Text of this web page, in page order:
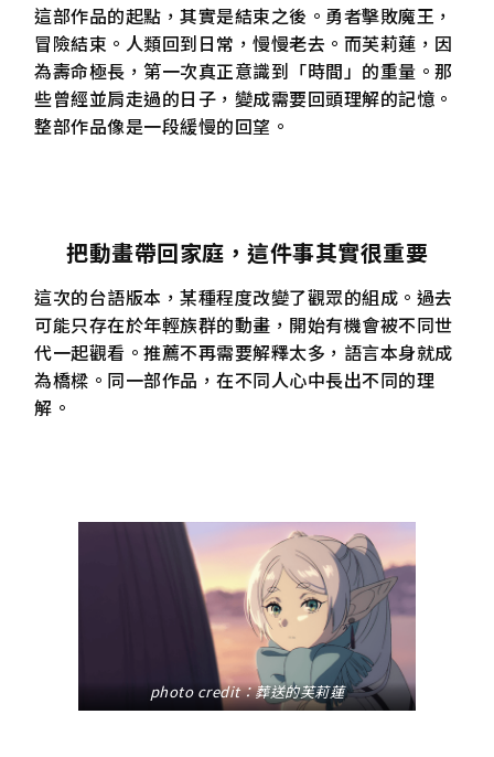
這部作品的起點，其實是結束之後。勇者擊敗魔王，
冒險結束。人類回到日常，慢慢老去。而芙莉蓮，因
為壽命極長，第一次真正意識到「時間」的重量。那
些曾經並肩走過的日子，變成需要回頭理解的記憶。
整部作品像是一段緩慢的回望。
把動畫帶回家庭，這件事其實很重要
這次的台語版本，某種程度改變了觀眾的組成。過去
可能只存在於年輕族群的動畫，開始有機會被不同世
代一起觀看。推薦不再需要解釋太多，語言本身就成
為橋樑。同一部作品，在不同人心中長出不同的理
解。
photo credit：葬送的芙莉蓮